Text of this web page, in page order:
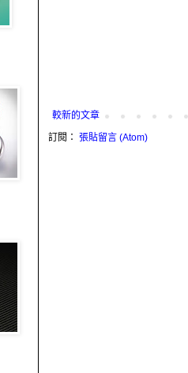
較新的文章
訂閱： 張貼留言 (Atom)